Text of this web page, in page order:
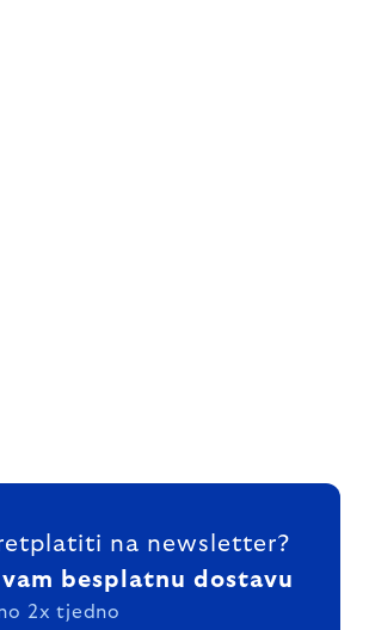
na newsletter?
besplatnu dostavu
2x tjedno